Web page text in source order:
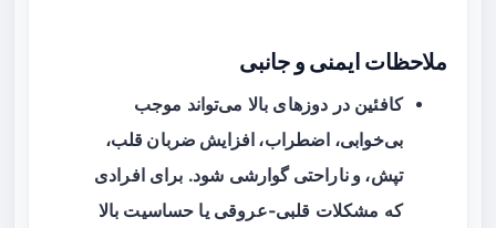
ملاحظات ایمنی و جانبی
کافئین در دوزهای بالا می‌تواند موجب
بی‌خوابی، اضطراب، افزایش ضربان قلب،
تپش، و ناراحتی گوارشی شود. برای افرادی
که مشکلات قلبی‑عروقی یا حساسیت بالا